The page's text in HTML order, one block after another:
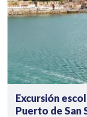
Excursión
Puerto de San